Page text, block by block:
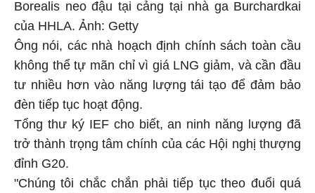
Borealis neo đậu tại cảng tại nhà ga Burchardkai
của HHLA. Ảnh: Getty
Ông nói, các nhà hoạch định chính sách toàn cầu
không thể tự mãn chỉ vì giá LNG giảm, và cần đầu
tư nhiều hơn vào năng lượng tái tạo để đảm bảo
đèn tiếp tục hoạt động.
Tổng thư ký IEF cho biết, an ninh năng lượng đã
trở thành trọng tâm chính của các Hội nghị thượng
đỉnh G20.
"Chúng tôi chắc chắn phải tiếp tục theo đuổi quá